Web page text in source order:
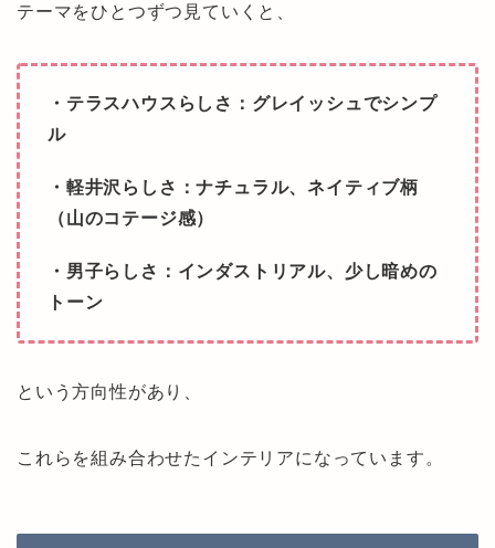
テーマをひとつずつ見ていくと、
・テラスハウスらしさ：グレイッシュでシンプ
ル
・軽井沢らしさ：ナチュラル、ネイティブ柄
（山のコテージ感）
・男子らしさ：インダストリアル、少し暗めの
トーン
という方向性があり、
これらを組み合わせたインテリアになっています。